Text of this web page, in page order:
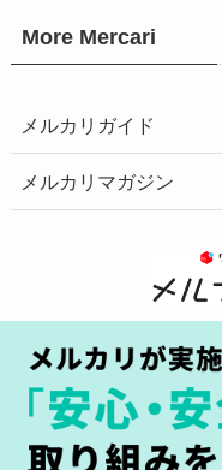
More Mercari
メルカリガイド
メルカリマガジン
お問い合わせ 安心・安
障害情報